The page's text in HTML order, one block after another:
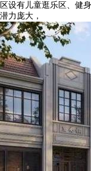
区设有儿童逛乐区、健
潜力庞大，